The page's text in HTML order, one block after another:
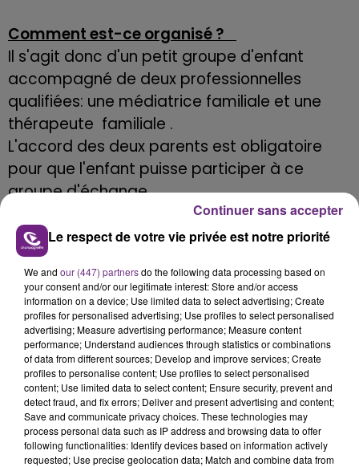
Comment est-ce organisé ?
Il s'agit donc d'un petit groupe d'enfant
accompagné de deux professionnelles
qualifiées: une médiatrice familiale et une
thérapeute familiale .
L'accord des deux parents est obligatoire
pour que l'enfant puisse participer à ce
groupe d'échange.
Au total cinq séances auront lieu dont
quatre rencontres de 1h30 pour :
- Aborder les conséquences de la séparation
- Offrir un lieu d’expression de leurs émotions,
de leurs craintes.
- Chercher ensemble les moyens, pour mieux
dialoguer avec leurs parents et mieux vivre
leur place d’enfant.
Les séances ont lieu souvent pendant les
Le respect de votre vie privée est notre priorité
We and our (447) partnersdo the following data processing based on
your consent and/or our legitimate interest: Store and/or access
information on a device; Use limited data to select advertising; Create
profiles for personalised advertising; Use profiles to select personalised
advertising; Measure advertising performance; Measure content
performance; Understand audiences through statistics or combinations
of data from different sources; Develop and improve services; Create
profiles to personalise content; Use profiles to select personalised
content; Use limited data to select content; Ensure security, prevent and
detect fraud, and fix errors; Deliver and present advertising and content;
Save and communicate privacy choices. These technologies may
process personal data such as IP address and browsing data to offer
following functionalities: Identify devices based on information actively
requested; Use precise geolocation data; Match and combine data from
Continuer sans accepter